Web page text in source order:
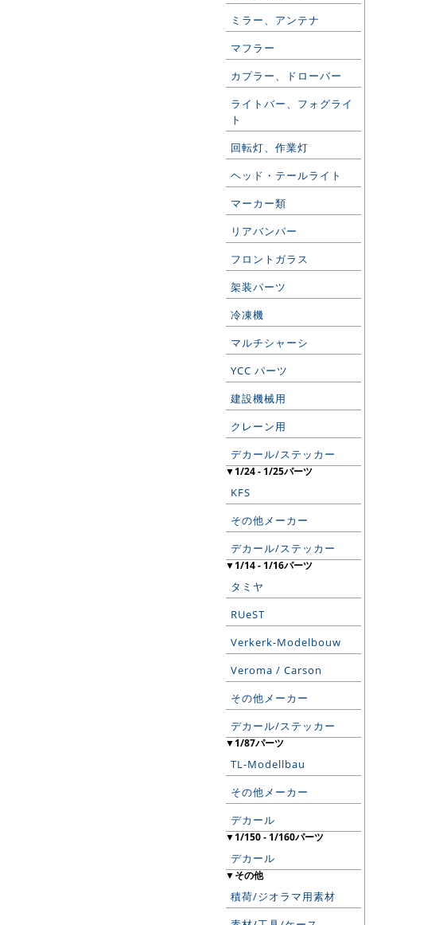
ミラー、アンテナ
マフラー
カプラー、ドローバー
ライトバー、フォグライ
ト
回転灯、作業灯
ヘッド・テールライト
マーカー類
リアバンパー
フロントガラス
架装パーツ
冷凍機
マルチシャーシ
YCC パーツ
建設機械用
クレーン用
デカール/ステッカー
▼1/24 - 1/25パーツ
KFS
その他メーカー
デカール/ステッカー
▼1/14 - 1/16パーツ
タミヤ
RUeST
Verkerk-Modelbouw
Veroma / Carson
その他メーカー
デカール/ステッカー
▼1/87パーツ
TL-Modellbau
その他メーカー
デカール
▼1/150 - 1/160パーツ
デカール
▼その他
積荷/ジオラマ用素材